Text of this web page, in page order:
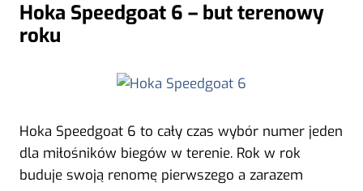
Hoka Speedgoat 6 – but terenowy
roku
Hoka Speedgoat 6 to cały czas wybór numer jeden
dla miłośników biegów w terenie. Rok w rok
buduje swoją renomę pierwszego a zarazem